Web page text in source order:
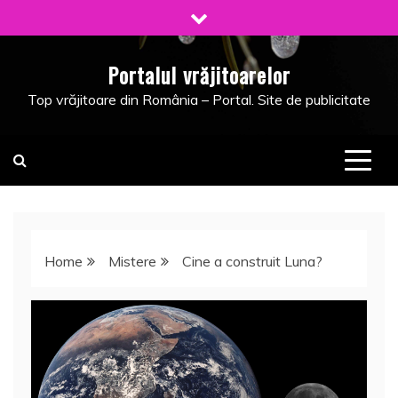
to
Portalul vrăjitoarelor
Top vrăjitoare din România – Portal. Site de publicitate
Home Mistere Cine a construit Luna?